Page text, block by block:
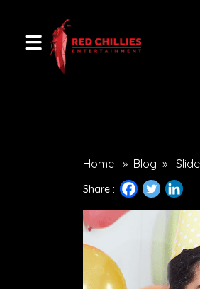
Home » Blog »
Share :